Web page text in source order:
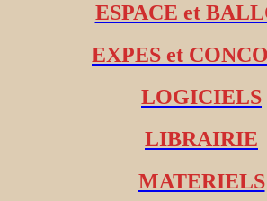
ESPACE et
EXPES et
LOGICIELS
LIBRAIRIE
MATERIELS